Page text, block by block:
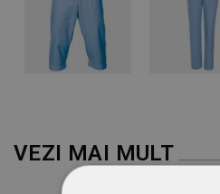
VEZI MAI MULT